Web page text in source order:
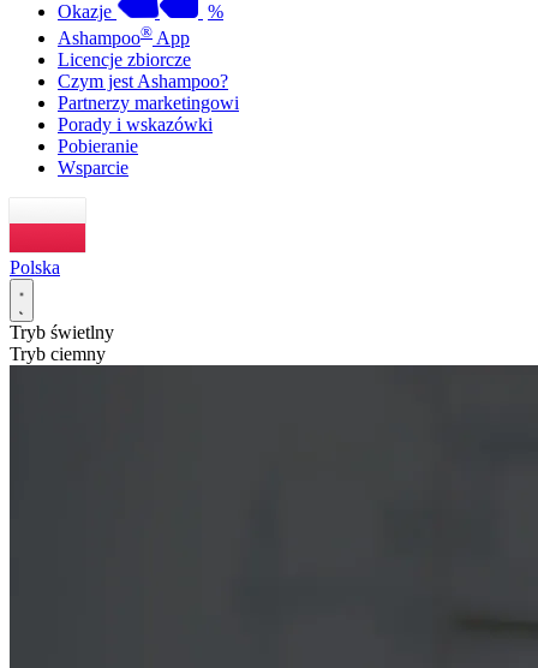
Okazje
%
Ashampoo® App
Licencje zbiorcze
Czym jest Ashampoo?
Partnerzy marketingowi
Porady i wskazówki
Pobieranie
Wsparcie
Polska
Tryb świetlny
Tryb ciemny